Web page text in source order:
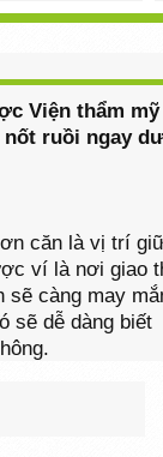
Viện thẩm mỹ
nốt ruồi ngay
căn là vị trí
ví là nơi giao
sẽ càng may
sẽ dễ dàng biết